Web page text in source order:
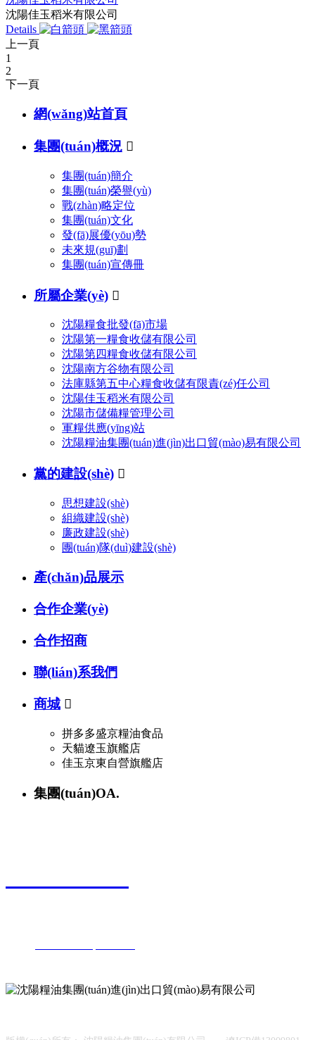
沈陽佳玉稻米有限公司
Details
上一頁
1
2
下一頁
網(wǎng)站首頁
集團(tuán)概況 
集團(tuán)簡介
集團(tuán)榮譽(yù)
戰(zhàn)略定位
集團(tuán)文化
發(fā)展優(yōu)勢
未來規(guī)劃
集團(tuán)宣傳冊
所屬企業(yè) 
沈陽糧食批發(fā)市場
沈陽第一糧食收儲有限公司
沈陽第四糧食收儲有限公司
沈陽南方谷物有限公司
法庫縣第五中心糧食收儲有限責(zé)任公司
沈陽佳玉稻米有限公司
沈陽市儲備糧管理公司
軍糧供應(yīng)站
沈陽糧油集團(tuán)進(jìn)出口貿(mào)易有限公司
黨的建設(shè) 
思想建設(shè)
組織建設(shè)
廉政建設(shè)
團(tuán)隊(duì)建設(shè)
產(chǎn)品展示
合作企業(yè)
合作招商
聯(lián)系我們
商城 
拼多多盛京糧油食品
天貓遼玉旗艦店
佳玉京東自營旗艦店
集團(tuán)OA.